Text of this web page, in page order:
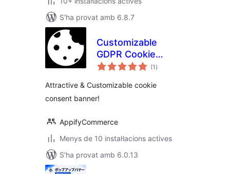
S'ha provat amb 6.8.7
Customizable
GDPR Cookie
Consent Banner
(1 puntuacions
totals
)
Attractive & Customizable cookie
consent banner!
AppifyCommerce
Menys de 10 instal·lacions actives
S'ha provat amb 6.0.13